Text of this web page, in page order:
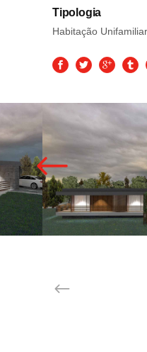
Tipologia
Habitação Unifamiliar